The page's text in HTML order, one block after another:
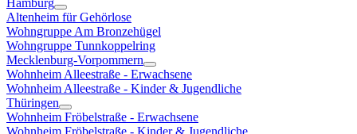
Hamburg
Altenheim für Gehörlose
Wohngruppe Am Bronzehügel
Wohngruppe Tunnkoppelring
Mecklenburg-Vorpommern
Wohnheim Alleestraße - Erwachsene
Wohnheim Alleestraße - Kinder & Jugendliche
Thüringen
Wohnheim Fröbelstraße - Erwachsene
Wohnheim Fröbelstraße - Kinder & Jugendliche